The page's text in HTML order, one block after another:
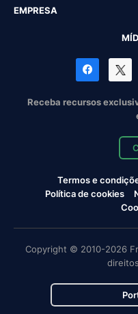
EMPRESA
Receba recursos
Termos e
Política de cookies
Copyright © 2010-2026